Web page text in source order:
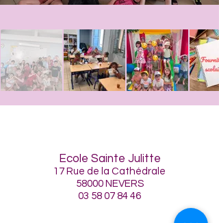
Ecole Sainte Julitte
17 Rue de la Cathédrale
58000 NEVERS
03 58 07 84 46